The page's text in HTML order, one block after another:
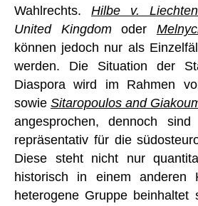
Wahlrechts. Hilbe v.
United Kingdomoder
können jedoch nur als
werden. Die Situation der
Diaspora wird im Rahmen
sowie Sitaropoulos and
angesprochen, dennoch
repräsentativ für die
Diese steht nicht nur
historisch in einem anderen
heterogene Gruppe